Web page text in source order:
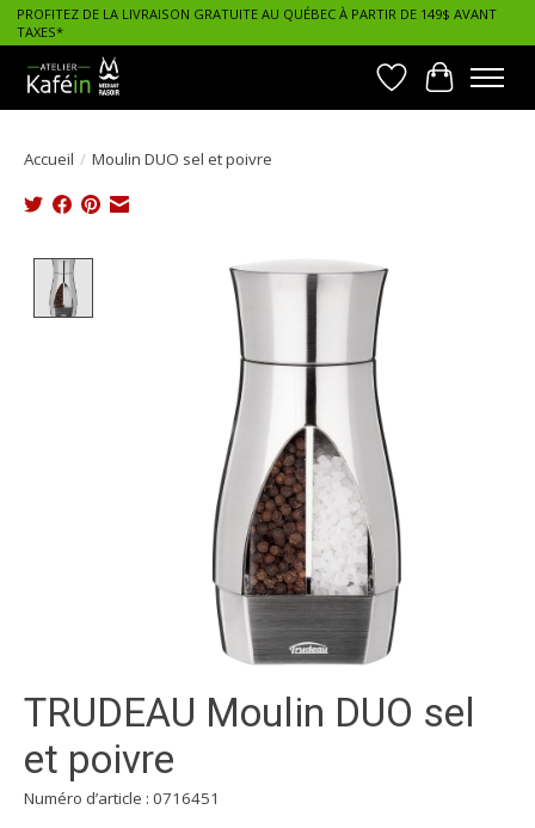
PROFITEZ DE LA LIVRAISON GRATUITE AU QUÉBEC À PARTIR DE 149$ AVANT
TAXES*
Liste dePanier
Accueil / Moulin DUO sel et poivre
Product image slideshow Items
TRUDEAU Moulin DUO sel
et poivre
Numéro d’article : 0716451